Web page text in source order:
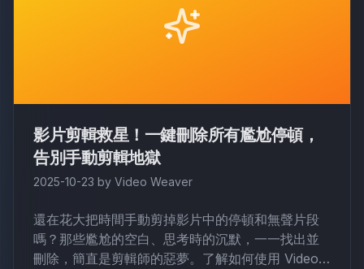
影片剪輯救星！一鍵刪除所有尷尬停頓，
告別手動剪輯地獄
2025-10-23 by Video Weaver
還在花大把時間手動剪掉影片中的停頓和無聲片段
嗎？那些尷尬的空白、思考時的沉默，一一找出並
刪除，簡直是剪輯師的惡夢。了解如何使用 Video